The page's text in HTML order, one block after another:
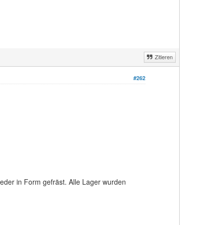
Zitieren
#262
in Form gefräst. Alle Lager wurden